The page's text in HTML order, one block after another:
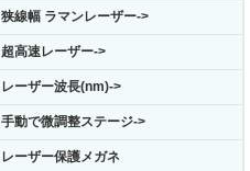
狭線幅 ラマンレーザー->
超高速レーザー->
レーザー波長(nm)->
手動で微調整ステージ->
レーザー保護メガネ